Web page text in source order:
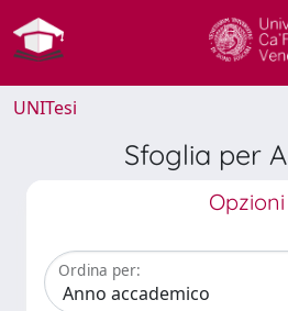
UNITesi
Sfoglia per
Opzioni
Ordina per: